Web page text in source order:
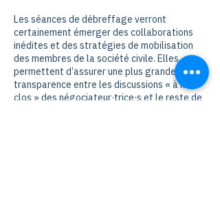
Les séances de débreffage verront
certainement émerger des collaborations
inédites et des stratégies de mobilisation
des membres de la société civile. Elles
permettent d’assurer une plus grande
transparence entre les discussions « à huis
clos » des négociateur·trice·s et le reste de